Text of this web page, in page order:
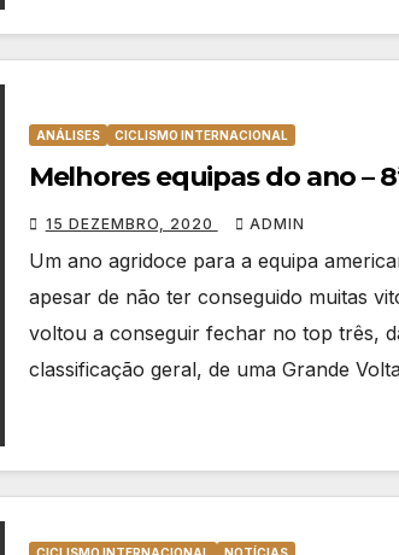
ANÁLISES CICLISMO INTERNACIONAL
Melhores equipas do ano –
15 DEZEMBRO, 2020 ADMIN
Um ano agridoce para a equipa
apesar de não ter conseguido muitas
voltou a conseguir fechar no top três,
classificação geral, de uma Grande